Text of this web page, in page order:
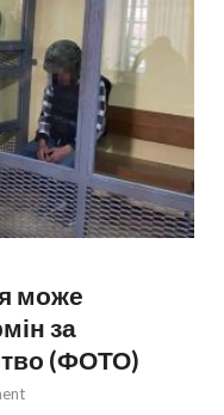
може
за
(ФОТО)